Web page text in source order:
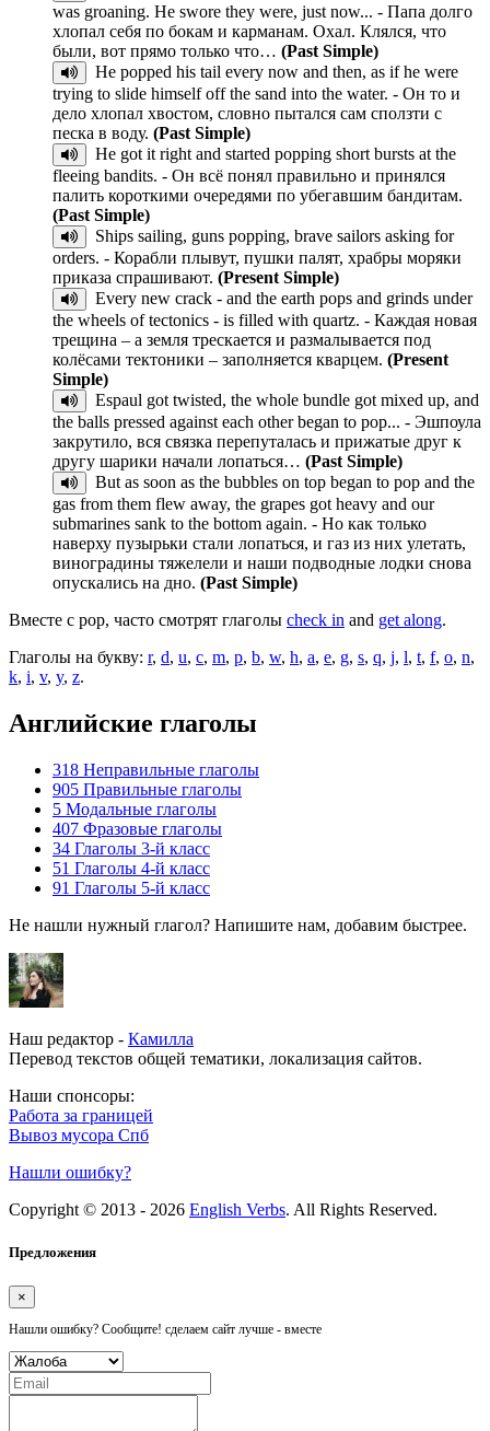
was groaning. He swore they were, just now... - Папа долго
хлопал себя по бокам и карманам. Охал. Клялся, что
были, вот прямо только что… (Past Simple)
He popped his tail every now and then, as if he were
trying to slide himself off the sand into the water. - Он то и
дело хлопал хвостом, словно пытался сам сползти с
песка в воду. (Past Simple)
He got it right and started popping short bursts at the
fleeing bandits. - Он всё понял правильно и принялся
палить короткими очередями по убегавшим бандитам.
(Past Simple)
Ships sailing, guns popping, brave sailors asking for
orders. - Корабли плывут, пушки палят, храбры моряки
приказа спрашивают. (Present Simple)
Every new crack - and the earth pops and grinds under
the wheels of tectonics - is filled with quartz. - Каждая новая
трещина – а земля трескается и размалывается под
колёсами тектоники – заполняется кварцем. (Present
Simple)
Espaul got twisted, the whole bundle got mixed up, and
the balls pressed against each other began to pop... - Эшпоула
закрутило, вся связка перепуталась и прижатые друг к
другу шарики начали лопаться… (Past Simple)
But as soon as the bubbles on top began to pop and the
gas from them flew away, the grapes got heavy and our
submarines sank to the bottom again. - Но как только
наверху пузырьки стали лопаться, и газ из них улетать,
виноградины тяжелели и наши подводные лодки снова
опускались на дно. (Past Simple)
Вместе с pop, часто смотрят глаголы check in and get along.
Глаголы на букву: r, d, u, c, m, p, b, w, h, a, e, g, s, q, j, l, t, f, o, n,
k, i, v, y, z.
Английские глаголы
318 Неправильные глаголы
905 Правильные глаголы
5 Модальные глаголы
407 Фразовые глаголы
34 Глаголы 3-й класс
51 Глаголы 4-й класс
91 Глаголы 5-й класс
Не нашли нужный глагол? Напишите нам, добавим быстрее.
Наш редактор - Камилла
Перевод текстов общей тематики, локализация сайтов.
Наши спонсоры:
Работа за границей
Вывоз мусора Спб
Нашли ошибку?
Copyright © 2013 - 2026 English Verbs. All Rights Reserved.
Предложения
×
Нашли ошибку? Сообщите! сделаем сайт лучше - вместе